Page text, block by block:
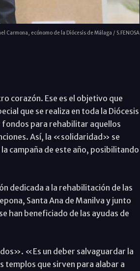
Carmona, ecónomo de la Diócesis de Málaga / S.FENOSA
corazón. Ese es el objetivo que
que se realiza en toda la Diócesis
fondos para rehabilitar aquellos
Así, la «solidaridad» se
campaña de este año, posibilitando
dedicada a la rehabilitación de las
Santa Ana de Manilva y junto
han beneficiado de las ayudas de
«Es un deber salvaguardar la
templos que sirven para alabar a